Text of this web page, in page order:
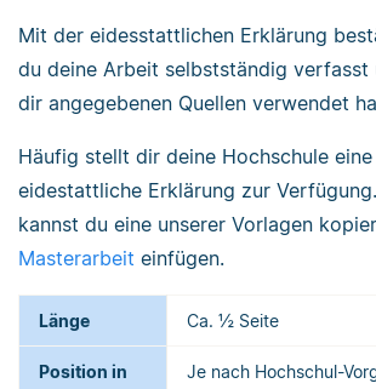
Mit der eidesstattlichen Erklärung
du deine Arbeit selbstständig verfasst
dir angegebenen Quellen verwendet
Häufig stellt dir deine Hochschule
eidestattliche Erklärung zur
kannst du eine unserer Vorlagen
Masterarbeit einfügen.
Länge Ca. ½ Seite
Position in
Je nach Hochschul-